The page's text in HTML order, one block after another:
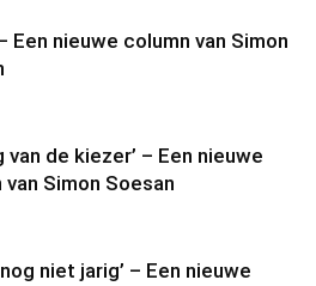
Een nieuwe column van Simon
van de kiezer’ – Een nieuwe
van Simon Soesan
nog niet jarig’ – Een nieuwe